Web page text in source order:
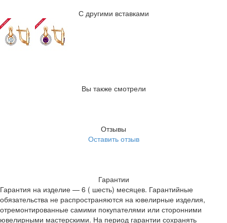
С другими вставками
Вы также смотрели
Отзывы
Оставить отзыв
Гарантии
Гарантия на изделие — 6 ( шесть) месяцев. Гарантийные
обязательства не распространяются на ювелирные изделия,
отремонтированные самими покупателями или сторонними
ювелирными мастерскими. На период гарантии сохранять